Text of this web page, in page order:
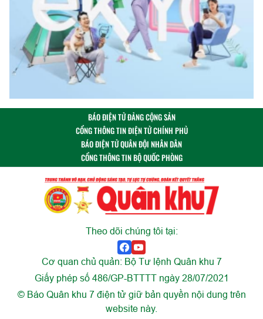
BÁO ĐIỆN TỬ ĐẢNG CỘNG SẢN
CỔNG THÔNG TIN ĐIỆN TỬ CHÍNH PHỦ
BÁO ĐIỆN TỬ QUÂN ĐỘI NHÂN DÂN
CỔNG THÔNG TIN BỘ QUỐC PHÒNG
Theo dõi chúng tôi tại:
Cơ quan chủ quản: Bộ Tư lệnh Quân khu 7
Giấy phép số 486/GP-BTTTT ngày 28/07/2021
© Báo Quân khu 7 điện tử giữ bản quyền nội dung trên
website này.